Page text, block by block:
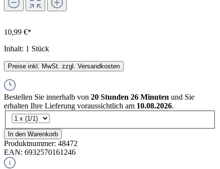
10,99 €*
Inhalt: 1 Stück
Preise inkl. MwSt. zzgl. Versandkosten
Bestellen Sie innerhalb von 20 Stunden 26 Minuten und Sie
erhalten Ihre Lieferung voraussichtlich am 10.08.2026.
In den Warenkorb
Produktnummer: 48472
EAN: 6932570161246